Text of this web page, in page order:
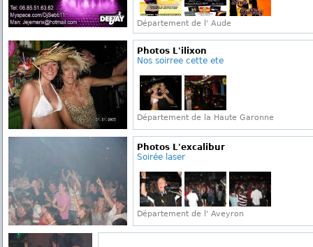
Département de l' Aude
Photos L'ilixon
Nos soirree cette ete
Département de la Haute Garonne
Photos L'excalibur
Soirée laser
Département de l' Aveyron